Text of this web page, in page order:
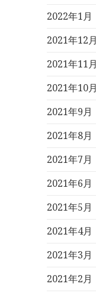
2022年1月
2021年12月
2021年11月
2021年10月
2021年9月
2021年8月
2021年7月
2021年6月
2021年5月
2021年4月
2021年3月
2021年2月